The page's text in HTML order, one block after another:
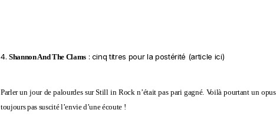
4. Shannon And The Clams: cinq titres pour la postérité (article ici)
Parler un jour de palourdes sur Still in Rock n’était pas pari gagné. Voilà pourtant un
toujours pas suscité l’envie d’une écoute !